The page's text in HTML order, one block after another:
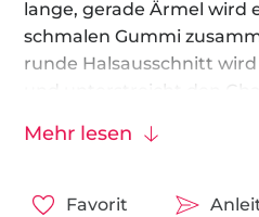
lange, gerade Ärmel wird
schmalen Gummi
runde Halsausschnitt
und unterstreicht den
Doppelgrößen von XS bis
Welcher Stoff für
Mehr lesen
Favorit